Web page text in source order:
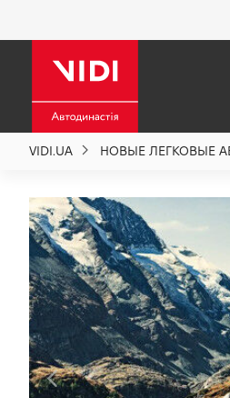
VIDI.UA НОВЫЕ ЛЕГКОВЫЕ
О компании
Новости
Политика качества
Вакансии